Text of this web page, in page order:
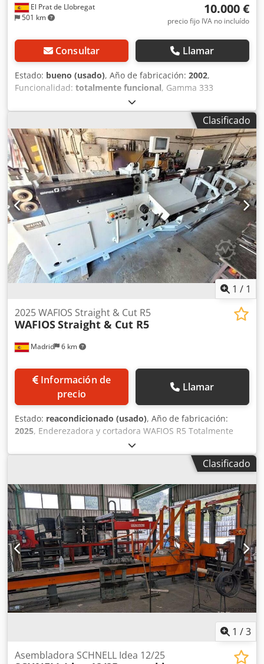
El Prat de Llobregat
501 km
10.000 €
precio fijo IVA no incluído
Consultar Llamar
Estado: bueno (usado), Año de fabricación: 2002,
Funcionalidad: totalmente funcional, Gamma 333
completamente funcional. Credpfjy Ah R Nex Ah Hof
Clasificado
1 / 1
Madrid 6 km
2025 WAFIOS Straight & Cut R5
WAFIOSStraight & Cut R5
Información de
precio
Llamar
Estado: reacondicionado (usado), Año de fabricación:
2025, Enderezadora y cortadora WAFIOS R5 Totalmente
renovada en 2025 Diámetro: 6-14 mm Longitud de corte:
6000 mm Velocidad: 23-90 metros/min Peso: 3500 kg
Potencia del motor: 30 kW Crjdpfx Aheymb A Eo Hof Nota:
ajustar a 12 metros si es necesario. Diámetro: 6-14 mm
Longitud de corte: 6000 mm Velocidad: 23-90 metros/min
Peso: 3500 kg Potencia del motor: 30 kW
Clasificado
1 /3
Asembladora SCHNELL Idea 12/25